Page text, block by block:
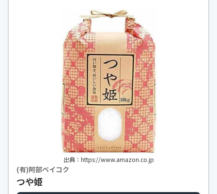
出典：https://www.amazon.co.jp
(有)阿部ベイコク
つや姫